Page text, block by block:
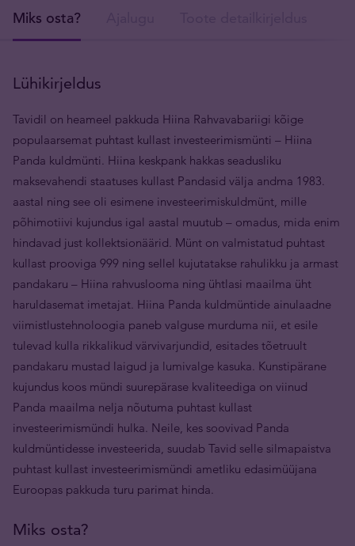
Miks osta?
Lühikirjeldus
Tavidil on heameel pakkuda Hiina Rahvavabariigi kõige
populaarsemat puhtast kullast investeerimismünti – Hiina
Panda kuldmünti. Hiina keskpank hakkas seadusliku
maksevahendi staatuses kullast Pandasid välja andma 1983.
aastal ning see oli esimene investeerimiskuldmünt, mille
põhimotiivi kujundus igal aastal muutub – omadus, mida enim
hindavad just kollektsionäärid. Münt on valmistatud puhtast
kullast prooviga 999 ning sellel kujutatakse rahulikku ja armast
pandakaru – Hiina rahvuslooma ning ühtlasi maailma üht
haruldasemat imetajat. Hiina Panda kuldmüntide ainulaadne
viimistlustehnoloogia paneb valguse murduma nii, et esile
tulevad kulla rikkalikud värvivarjundid, esitades tõetruult
pandakaru mustad laigud ja lumivalge kasuka. Kunstipärane
kujundus koos mündi suurepärase kvaliteediga on viinud
Panda maailma nelja nõutuma puhtast kullast
investeerimismündi hulka. Neile, kes soovivad Panda
kuldmüntidesse investeerida, suudab Tavid selle silmapaistva
puhtast kullast investeerimismündi ametliku edasimüüjana
Euroopas pakkuda turu parimat hinda.
Miks osta?